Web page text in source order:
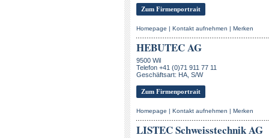
Zum Firmenportrait
Homepage | Kontakt aufnehmen | Merken
HEBUTEC AG
9500 Wil
Telefon +41 (0)71 911 77 11
Geschäftsart: HA, S/W
Zum Firmenportrait
Homepage | Kontakt aufnehmen | Merken
LISTEC Schweisstechnik AG